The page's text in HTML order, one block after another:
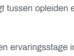
tussen opleiden
ervaringsstage